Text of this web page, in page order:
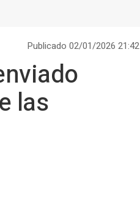
Publicado 02/01/2026 21:42
las